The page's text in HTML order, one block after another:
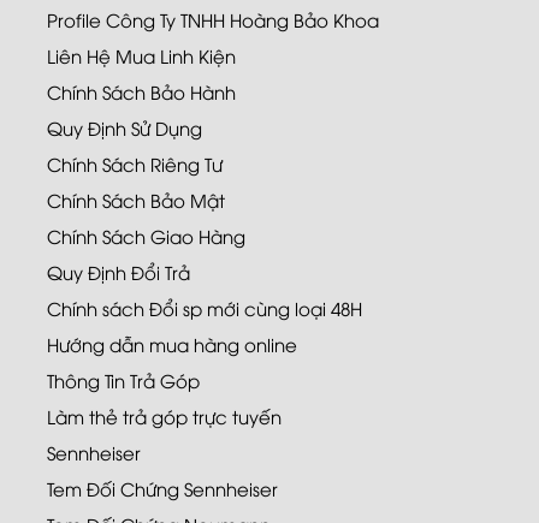
Profile Công Ty TNHH Hoàng Bảo Khoa
Liên Hệ Mua Linh Kiện
Chính Sách Bảo Hành
Quy Định Sử Dụng
Chính Sách Riêng Tư
Chính Sách Bảo Mật
Chính Sách Giao Hàng
Quy Định Đổi Trả
Chính sách Đổi sp mới cùng loại 48H
Hướng dẫn mua hàng online
Thông Tin Trả Góp
Làm thẻ trả góp trực tuyến
Sennheiser
Tem Đối Chứng Sennheiser